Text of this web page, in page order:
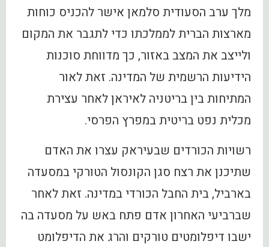
מלך ערב הסעודית סלמאן אישר להכניס כוחות
מארצות הברית לממלכתו כדי לתגבר את המקום
ולייצב את המצב באזור, כך מדווחת סוכנות
הידיעות הרשמית של המדינה. זאת לאור
המתיחות בין בריטניה לאיראן לאחר עצירת
מכלית נפט בריטית במפרץ הפרסי.
רשויות הכורדים שבעיראק עצרו את האדם
שתיכנן את רצח סגן הקונסול הטורקי במסעדה
בארביל, בית החבל הכורדי במדינה. זאת לאחר
שברביעי האחרון אדם פתח באש על מסעדה בה
ישבו דיפלומטים טורקים והרג את הדיפלומט